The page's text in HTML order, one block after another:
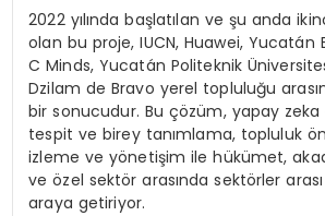
2022 yılında başlatılan ve şu anda
olan bu proje, IUCN, Huawei, Yucatán
C Minds, Yucatán Politeknik
Dzilam de Bravo yerel topluluğu
bir sonucudur. Bu çözüm, yapay
tespit ve birey tanımlama, topluluk
izleme ve yönetişim ile hükümet,
ve özel sektör arasında sektörler
araya getiriyor.